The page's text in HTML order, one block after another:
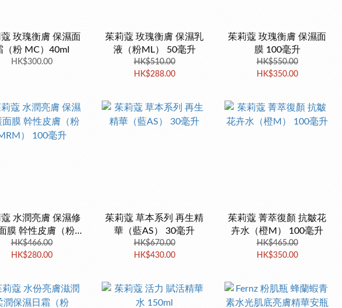
玫瑰衡膚 保濕面
（粉 MC）40ml
HK$300.00
茱莉蔻 玫瑰衡膚 保濕乳
液（粉ML） 50毫升
HK$510.00
HK$288.00
茱莉蔻 玫瑰衡膚 保濕面
膜 100毫升
HK$550.00
HK$350.00
水潤亮膚 保濕修
膜 幹性皮膚（粉
） 100毫升
HK$466.00
HK$280.00
茱莉蔻 草本系列 再生精
華（藍AS） 30毫升
HK$670.00
HK$430.00
茱莉蔻 菁萃復顏 抗皺花
卉水（橙M） 100毫升
HK$465.00
HK$350.00